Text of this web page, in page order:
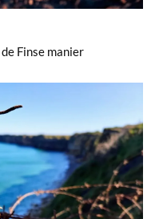
Finse manier